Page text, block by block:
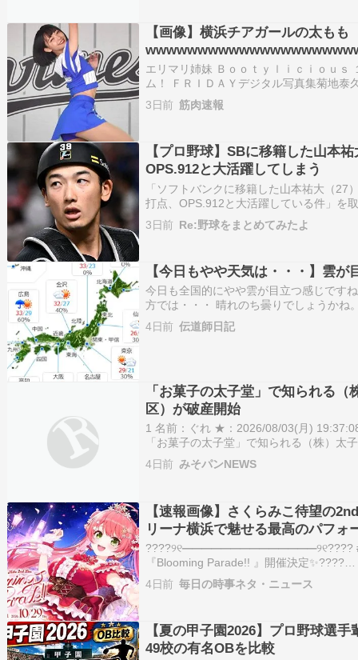
【画像】横浜チアガールの太もも
エリマリ姉妹 Ｂｏｏｔｙｌｉｃｉｏｕｓ
ム！ ＦＲＩＤＡＹデジタル写真集菊地泰
リ姉妹 Ｂｏｏｔｙｌｉｃｉｏｕｓ １５
ＲＩＤＡＹデジタル写真集菊地泰久講談
3日前 筋肉速報
【プロ野球】SBに移籍した山本
OPS.912と大活躍してしまう
「ソフトバンクに移籍した山本祐大（27
打点、OPS.912と大活躍している件」を
でプレーしていた選手たちの飛躍や、当
ったなんJのスレッドをまとめました！同
3日前 Re:野球をまとめてみたよ
【今日もやや天気は・・・】雲が
今日も全国的にやや雲が目立つ感じです
方では・・・ 晴れのち曇りでしょうかね
晴れみたいですね。我が家付近では・・
うーーーむ
4日前 伝道師日記
「お菓子の太子堂」で知られる（
区）が破産開始
1 名前：ぐれ ★：2026/08/03(月)
「お菓子の太子堂」で知られる（株）太
始、一部店舗は（株）美濃屋あられ製造
継続 8/3(月) 12:12配信 東京商工リサー…
4日前 みそパンNEWS
【速報画像】さくらみこ待望の
リーナ横浜で魅せる最高のパフォ
ジの見どころを徹底解説！
????୨୧━━━━━━━━━━━━━━୨୧???? #
『Blooming Parade!! 』開催決定✨????
୨୧━━━━━━━━━━━━━━୨୧????― 咲き
くみこ達の行進を❕????????-⟡-開催日
4日前 毎日の時事ネタ・ニュース
【夏の甲子園2026】プロ野球選
49校の有名OBを比較